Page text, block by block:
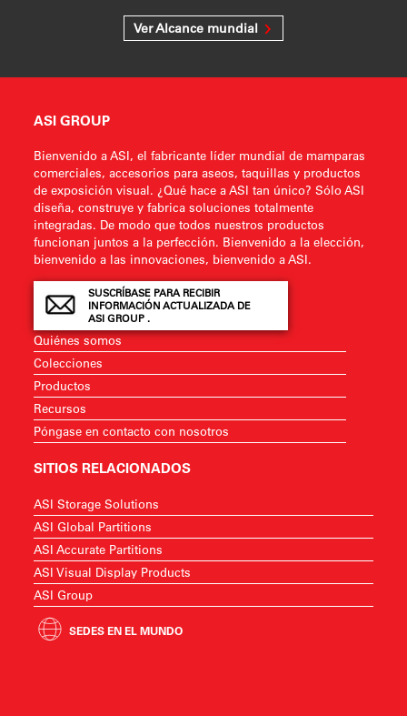
Ver Alcance mundial
ASI GROUP
Bienvenido a ASI, el fabricante líder mundial de mamparas
comerciales, accesorios para aseos, taquillas y productos
de exposición visual. ¿Qué hace a ASI tan único? Sólo ASI
diseña, construye y fabrica soluciones totalmente
integradas. De modo que todos nuestros productos
funcionan juntos a la perfección. Bienvenido a la elección,
bienvenido a las innovaciones, bienvenido a ASI.
SUSCRÍBASE PARA RECIBIR
INFORMACIÓN ACTUALIZADA DE
ASI GROUP .
Quiénes somos
Colecciones
Productos
Recursos
Póngase en contacto con nosotros
SITIOS RELACIONADOS
ASI Storage Solutions
ASI Global Partitions
ASI Accurate Partitions
ASI Visual Display Products
ASI Group
SEDES EN EL MUNDO